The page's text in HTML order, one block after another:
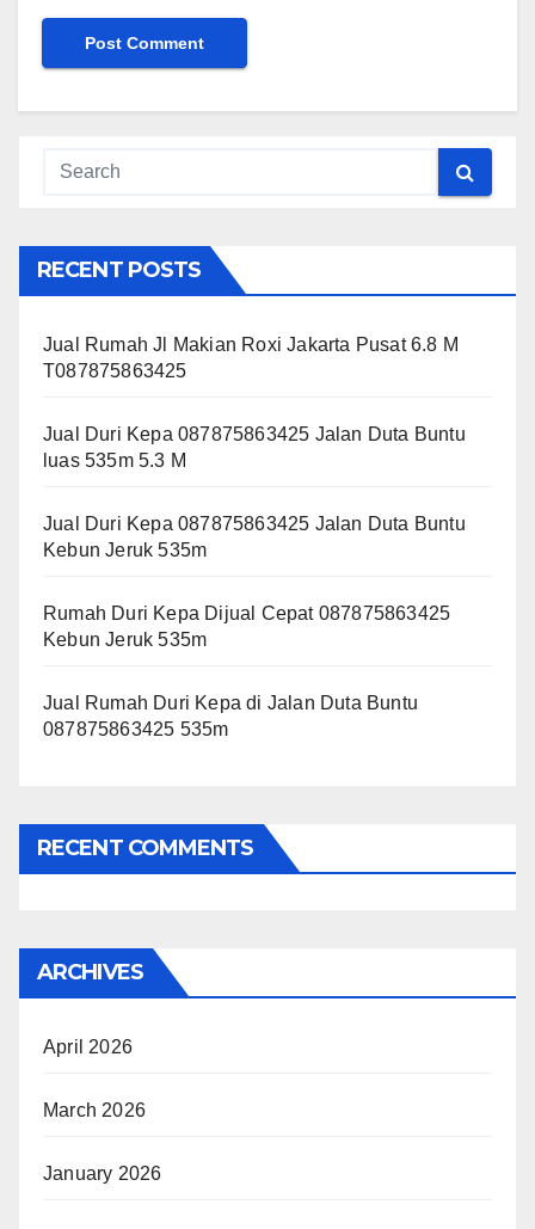
RECENT POSTS
Jual Rumah Jl Makian Roxi Jakarta Pusat 6.8 M
T087875863425
Jual Duri Kepa 087875863425 Jalan Duta Buntu
luas 535m 5.3 M
Jual Duri Kepa 087875863425 Jalan Duta Buntu
Kebun Jeruk 535m
Rumah Duri Kepa Dijual Cepat 087875863425
Kebun Jeruk 535m
Jual Rumah Duri Kepa di Jalan Duta Buntu
087875863425 535m
RECENT COMMENTS
ARCHIVES
April 2026
March 2026
January 2026